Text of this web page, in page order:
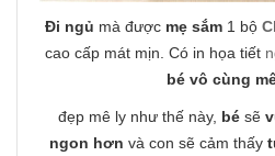
Đi ngủ mà được mẹ sắm 1 bộ
cao cấp mát mịn. Có in họa tiết
bé vô cùng
đẹp mê ly như thế này, bésẽ
ngon hơn và con sẽ cảm thấy